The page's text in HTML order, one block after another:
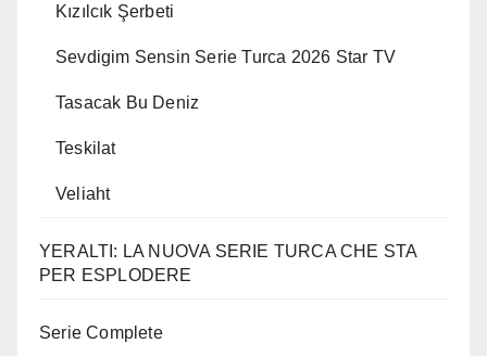
Kızılcık Şerbeti
Sevdigim Sensin Serie Turca 2026 Star TV
Tasacak Bu Deniz
Teskilat
Veliaht
YERALTI: LA NUOVA SERIE TURCA CHE STA
PER ESPLODERE
Serie Complete